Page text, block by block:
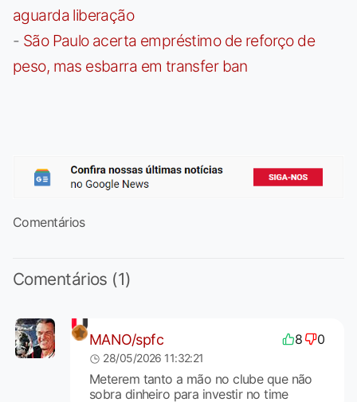
aguarda liberação
- São Paulo acerta empréstimo de reforço de
peso, mas esbarra em transfer ban
Comentários
Comentários (1)
MANO/spfc 8 0
28/05/2026 11:32:21
Meterem tanto a mão no clube que não
sobra dinheiro para investir no time